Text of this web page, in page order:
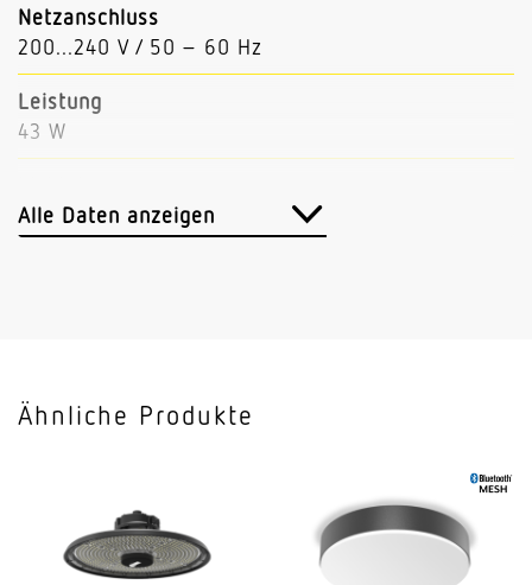
Netzanschluss
200...240 V / 50 – 60 Hz
Leistung
43 W
5200 lm (Down 4470, Up 730)
Mit Notlicht
Alle Daten anzeigen
Ähnliche Produkte